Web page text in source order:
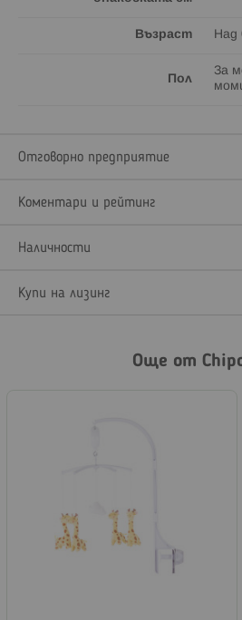
Възраст Над
Пол
За
Отговорно предприятие
Коментари и рейтинг
Наличности
Купи на лизинг
Още от